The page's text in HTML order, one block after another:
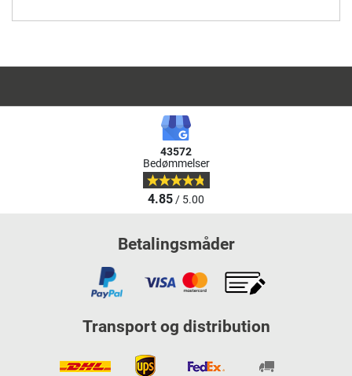
43572
Bedømmelser
4.85/ 5.00
Betalingsmåder
Transport og distribution